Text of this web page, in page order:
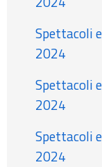
Spettacoli
2024
Spettacoli
2024
Spettacoli
2024